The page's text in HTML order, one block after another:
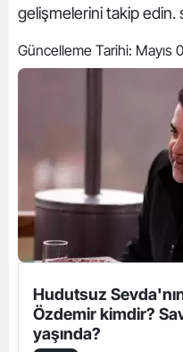
gelişmelerini takip edin.
Güncelleme Tarihi: Mayıs
Hudutsuz
Özdemir kimdir?
yaşında?